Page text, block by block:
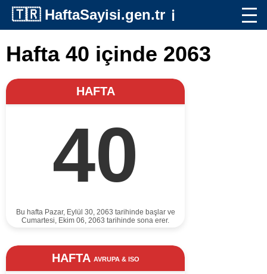
🇹🇷 HaftaSayisi.gen.tr ℹ️
Hafta 40 içinde 2063
HAFTA
40
Bu hafta Pazar, Eylül 30, 2063 tarihinde başlar ve
Cumartesi, Ekim 06, 2063 tarihinde sona erer.
HAFTA AVRUPA & ISO